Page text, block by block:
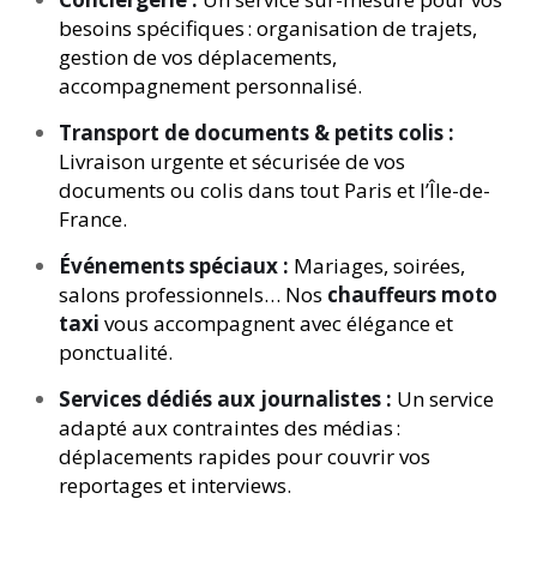
besoins spécifiques : organisation de trajets,
gestion de vos déplacements,
accompagnement personnalisé.
Transport de documents & petits colis :
Livraison urgente et sécurisée de vos
documents ou colis dans tout Paris et l’Île-de-
France.
Événements spéciaux : Mariages, soirées,
salons professionnels… Nos chauffeurs moto
taxi vous accompagnent avec élégance et
ponctualité.
Services dédiés aux journalistes : Un service
adapté aux contraintes des médias :
déplacements rapides pour couvrir vos
reportages et interviews.